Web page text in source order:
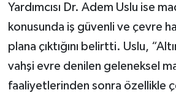
Yardımcısı Dr. Adem Uslu ise
konusunda iş güvenli ve çevre
plana çıktığını belirtti. Uslu,
vahşi evre denilen geleneksel
faaliyetlerinden sonra özellikle